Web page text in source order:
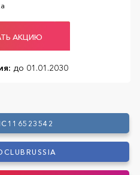
АКЦИЮ
до 01.01.2030